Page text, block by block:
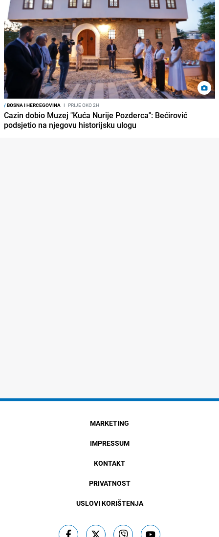
/BOSNA I HERCEGOVINA I PRIJE OKO 2H
Cazin dobio Muzej "Kuća Nurije Pozderca": Bećirović
podsjetio na njegovu historijsku ulogu
MARKETING
IMPRESSUM
KONTAKT
PRIVATNOST
USLOVI KORIŠTENJA